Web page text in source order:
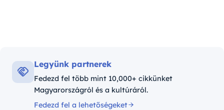
Legyünk partnerek
Fedezd fel több mint 10,000+ cikkünket
Magyarországról és a kultúráról.
Fedezd fel a lehetőségeket